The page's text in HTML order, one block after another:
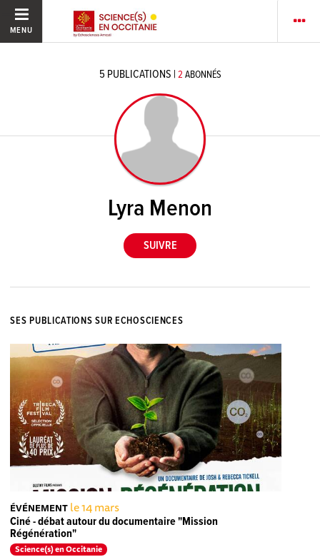
MENU
5 PUBLICATIONS | 2 ABONNÉS
Lyra Menon
SES PUBLICATIONS SUR ECHOSCIENCES
ÉVÉNEMENT le 14 mars
Ciné - débat autour du documentaire "Mission
Régénération"
Science(s) en Occitanie